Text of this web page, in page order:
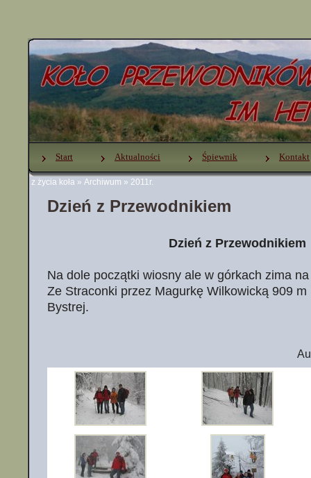
z życia koła » Archiwum » 2011r.
Start Aktualności Śpiewnik Kontakt
Dzień z Przewodnikiem
Dzień z Przewodnikiem
Na dole początki wiosny ale w górkach zima na
Ze Straconki przez Magurkę Wilkowicką 909
Bystrej.